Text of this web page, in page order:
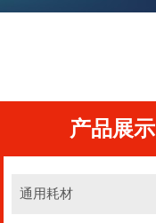
产品展示
通用耗材